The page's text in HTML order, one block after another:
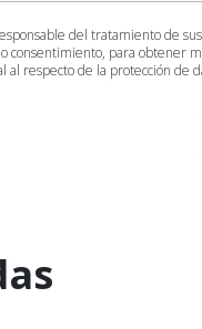
del tratamiento de
para obtener
respecto de la protección de